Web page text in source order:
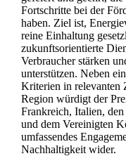
Fortschritte bei der
haben. Ziel ist,
reine Einhaltung
zukunftsorientierte
Verbraucher stärken
unterstützen. Neben
Kriterien in relevanten
Region würdigt der
Frankreich, Italien,
und dem Vereinigten
umfassendes
Nachhaltigkeit wider.